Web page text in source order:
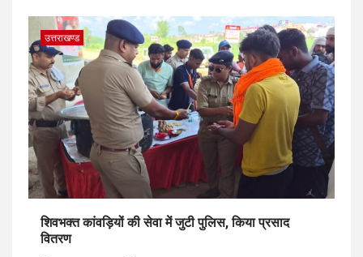
उत्तराखण्ड
शिवभक्त कांवड़ियों की सेवा में जुटी पुलिस, किया प्रसाद
वितरण